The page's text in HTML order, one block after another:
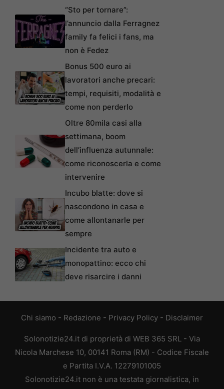
“Sto per tornare”:
l’annuncio dalla Ferragnez
family fa felici i fans, ma
non è Fedez
Bonus 500 euro ai
lavoratori anche precari:
tempi, requisiti, modalità e
come non perderlo
Oltre 80mila casi alla
settimana, boom
dell’influenza autunnale:
come riconoscerla e come
intervenire
Incubo blatte: dove si
nascondono in casa e
come allontanarle per
sempre
Incidente tra auto e
monopattino: ecco chi
deve risarcire i danni
Chi siamo - Redazione - Privacy Policy - Disclaimer
Solonotizie24.it di proprietà di WEB 365 SRL - Via
Nicola Marchese 10, 00141 Roma (RM) - Codice Fiscale
e Partita I.V.A. 12279101005
Solonotizie24.it non è una testata giornalistica, in